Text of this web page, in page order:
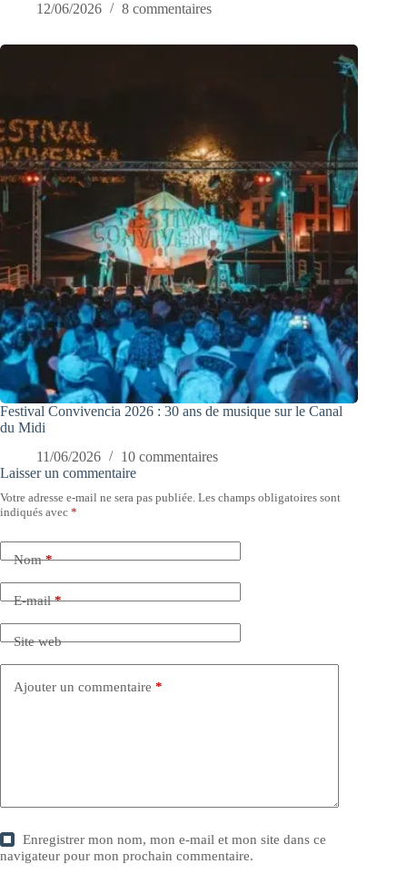
12/06/2026
8 commentaires
Festival Convivencia 2026 : 30 ans de musique sur le Canal
du Midi
11/06/2026
10 commentaires
Laisser un commentaire
Votre adresse e-mail ne sera pas publiée. Les champs obligatoires sont
indiqués avec *
Nom*
E-mail*
Site web
Ajouter un commentaire *
Enregistrer mon nom, mon e-mail et mon site dans ce
navigateur pour mon prochain commentaire.